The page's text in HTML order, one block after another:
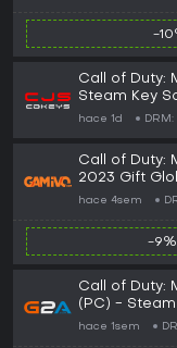
-
Call of Duty:
Steam Key
(English,
Spanish,
hace 1d DRM:
Call of Duty:
2023 Gift
hace 4sem
-
Call of Duty:
(PC) -
hace 1sem